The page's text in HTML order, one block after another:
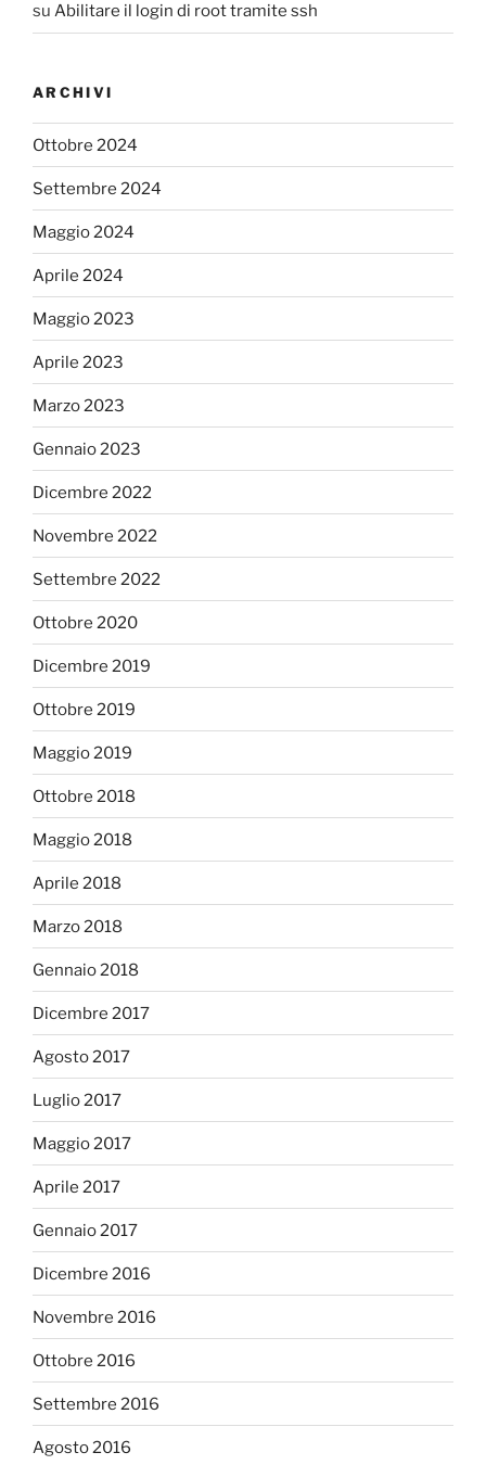
su Abilitare il login di root tramite ssh
ARCHIVI
Ottobre 2024
Settembre 2024
Maggio 2024
Aprile 2024
Maggio 2023
Aprile 2023
Marzo 2023
Gennaio 2023
Dicembre 2022
Novembre 2022
Settembre 2022
Ottobre 2020
Dicembre 2019
Ottobre 2019
Maggio 2019
Ottobre 2018
Maggio 2018
Aprile 2018
Marzo 2018
Gennaio 2018
Dicembre 2017
Agosto 2017
Luglio 2017
Maggio 2017
Aprile 2017
Gennaio 2017
Dicembre 2016
Novembre 2016
Ottobre 2016
Settembre 2016
Agosto 2016